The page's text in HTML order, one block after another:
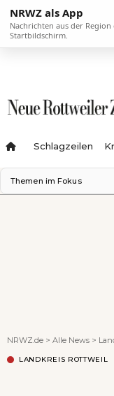
NRWZ als App
Nachrichten aus der
Startbildschirm.
Schlagzeilen
Themen im Fokus
NRWZ.de > Alle News >
LANDKREIS ROTTWEIL